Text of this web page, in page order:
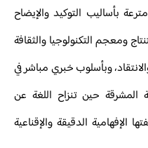
بأساليب التوكيد والإيضاح
ومعجم التكنولوجيا والثقافة
وبأسلوب خبري مباشر في
حين تنزاح اللغة عن
الدقيقة والإقناعية